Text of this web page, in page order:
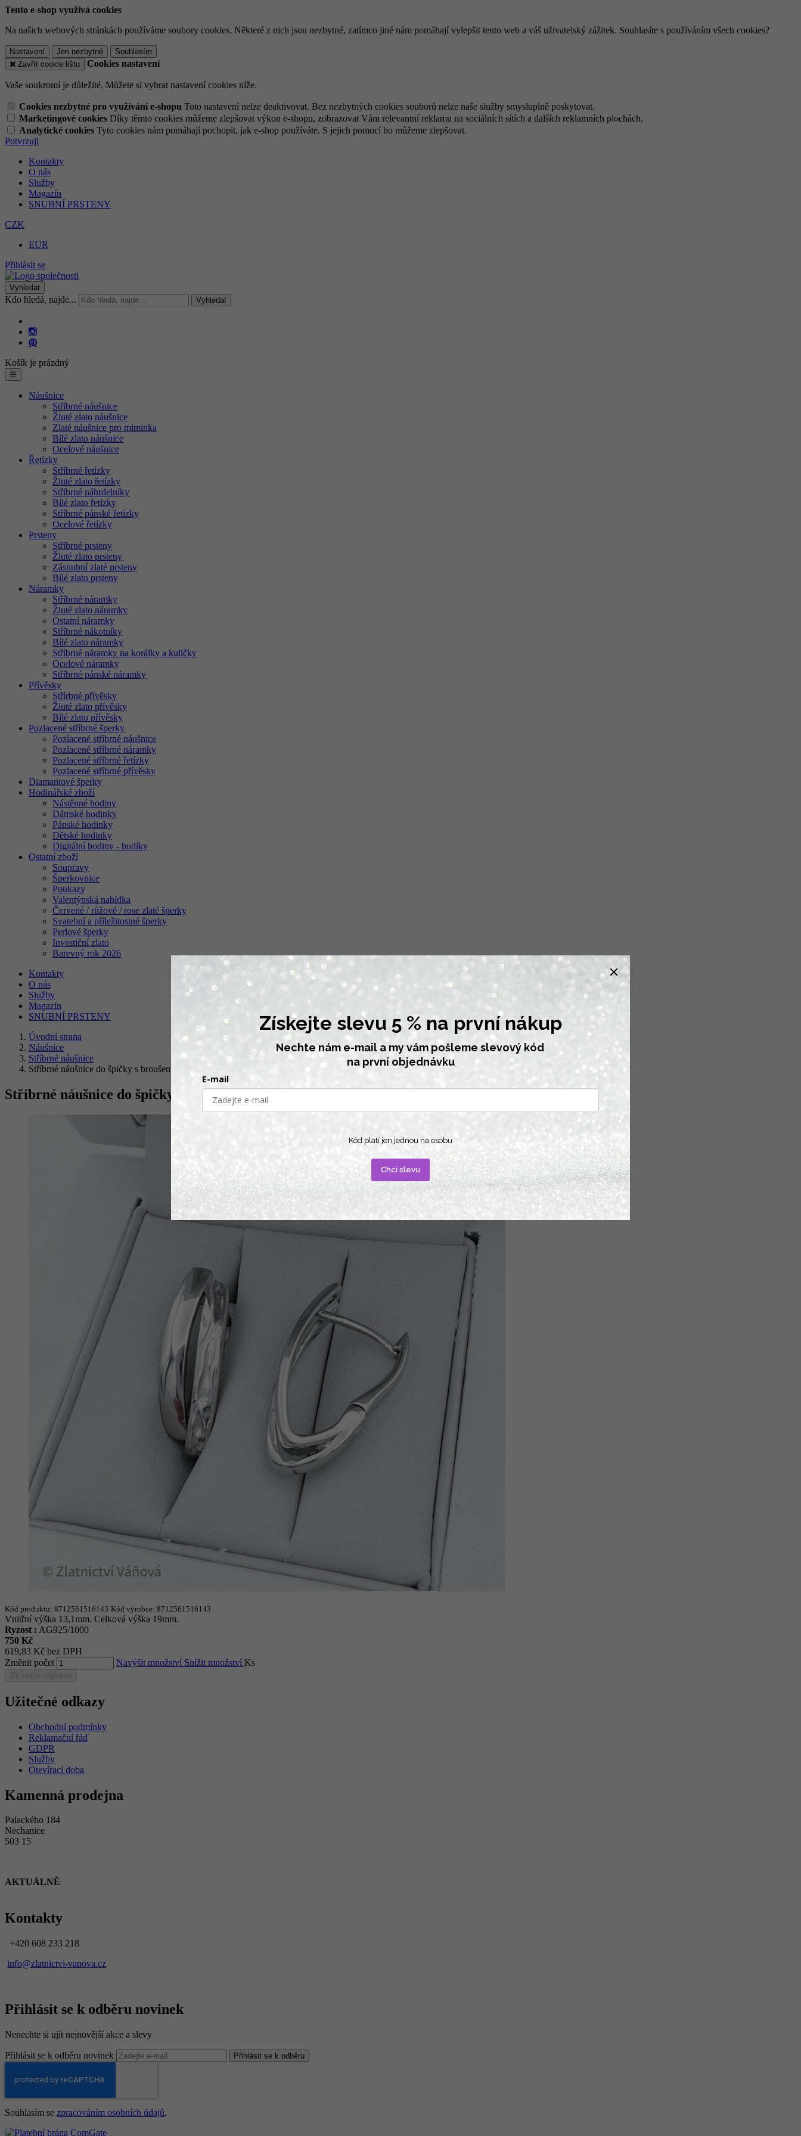
Tento e-shop využívá cookies
Na našich webových stránkách používáme soubory cookies. Některé z nich jsou nezbytné, zatímco jiné nám pomáhají vylepšit tento web a váš uživatelský zážitek. Souhlasíte s používáním všech cookies?
Nastavení Jen nezbytné
Souhlasím
Zavřít cookie lištu
Cookies nastavení
Vaše soukromí je důležité. Můžete si vybrat nastavení cookies níže.
Cookies nezbytné pro využívání e-shopu Toto nastavení nelze deaktivovat. Bez nezbytných cookies souborů nelze naše služby smysluplně poskytovat.
Marketingové cookies Díky těmto cookies můžeme zlepšovat výkon e-shopu, zobrazovat Vám relevantní reklamu na sociálních sítích a dalších reklamních plochách.
Analytické cookies Tyto cookies nám pomáhají pochopit, jak e-shop používáte. S jejich pomocí ho můžeme zlepšovat.
Potvrzuji
Kontakty
O nás
Služby
Magazín
SNUBNÍ PRSTENY
CZK
EUR
Přihlásit se
Vyhledat
Kdo hledá, najde... Vyhledat
Košík je prázdný
☰
Náušnice
Stříbrné náušnice
Žluté zlato náušnice
Zlaté náušnice pro miminka
Bílé zlato náušnice
Ocelové náušnice
Řetízky
Stříbrné řetízky
Žluté zlato řetízky
Stříbrné náhrdelníky
Bílé zlato řetízky
Stříbrné pánské řetízky
Ocelové řetízky
Prsteny
Stříbrné prsteny
Žluté zlato prsteny
Zásnubní zlaté prsteny
Bílé zlato prsteny
Náramky
Stříbrné náramky
Žluté zlato náramky
Ostatní náramky
Stříbrné nákotníky
Bílé zlato náramky
Stříbrné náramky na korálky a kuličky
Ocelové náramky
Stříbrné pánské náramky
Přívěsky
Střírbné přívěsky
Žluté zlato přívěsky
Bílé zlato přívěsky
Pozlacené stříbrné šperky
Pozlacené stříbrné náušnice
Pozlacené stříbrné náramky
Pozlacené stříbrné řetízky
Pozlacené stříbrné přívěsky
Diamantové šperky
Hodinářské zboží
Nástěnné hodiny
Dámské hodinky
Pánské hodinky
Dětské hodinky
Digitální hodiny - budíky
Ostatní zboží
Soupravy
Šperkovnice
Poukazy
Valentýnská nabídka
Červené / růžové / rose zlaté šperky
Svatební a příležitostné šperky
Perlové šperky
Investiční zlato
Barevný rok 2026
Kontakty
O nás
Služby
Magazín
SNUBNÍ PRSTENY
Úvodní strana
Náušnice
Stříbrné náušnice
Stříbrné náušnice do špičky s broušením
Stříbrné náušnice do špičky s broušením
Kód produktu: 8712561516143 Kód výrobce: 8712561516143
Vnitřní výška 13,1mm. Celková výška 19mm.
Ryzost : AG925/1000
750 Kč
619,83 Kč bez DPH
Změnit počet
Navýšit množství Snížit množství Ks
Již nelze objednat
Užitečné odkazy
Obchodní podmínky
Reklamační řád
GDPR
Služby
Otevírací doba
Kamenná prodejna
Palackého 184
Nechanice
503 15
AKTUÁLNĚ
Kontakty
+420 608 233 218
info@zlatnictvi-vanova.cz
Přihlásit se k odběru novinek
Nenechte si ujít nejnovější akce a slevy
Přihlásit se k odběru novinek Přihlásit se k odběru
Souhlasím se zpracováním osobních údajů.
Získejte slevu 5 % na první nákup
Nechte nám e-mail a my vám pošleme slevový kód
na první objednávku
E-mail
Kód platí jen jednou na osobu
Chci slevu